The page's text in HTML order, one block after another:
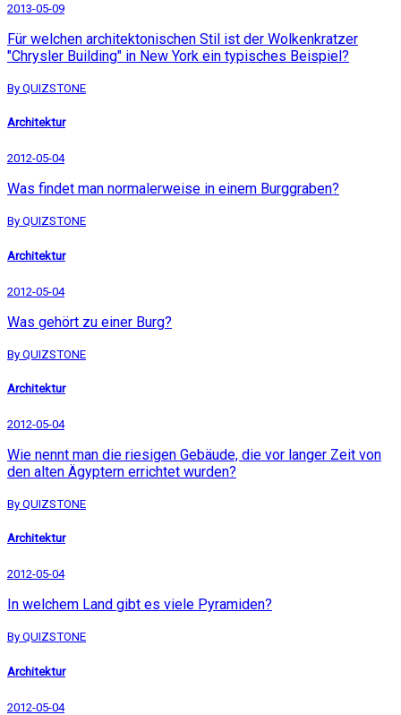
2013-05-09
Für welchen architektonischen Stil ist der Wolkenkratzer
"Chrysler Building" in New York ein typisches Beispiel?
By QUIZSTONE
Architektur
2012-05-04
Was findet man normalerweise in einem Burggraben?
By QUIZSTONE
Architektur
2012-05-04
Was gehört zu einer Burg?
By QUIZSTONE
Architektur
2012-05-04
Wie nennt man die riesigen Gebäude, die vor langer Zeit von
den alten Ägyptern errichtet wurden?
By QUIZSTONE
Architektur
2012-05-04
In welchem Land gibt es viele Pyramiden?
By QUIZSTONE
Architektur
2012-05-04